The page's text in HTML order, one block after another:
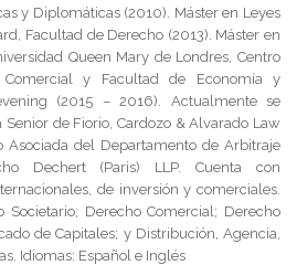
y Diplomáticas (2010). Máster en Leyes
Facultad de Derecho (2013). Máster en
Queen Mary de Londres, Centro
y Facultad de Economía y
(2015 – 2016). Actualmente se
de Fiorio, Cardozo & Alvarado Law
Asociada del Departamento de Arbitraje
Dechert (Paris) LLP. Cuenta con
de inversión y comerciales.
Societario; Derecho Comercial; Derecho
de Capitales; y Distribución, Agencia,
Idiomas: Español e Inglés